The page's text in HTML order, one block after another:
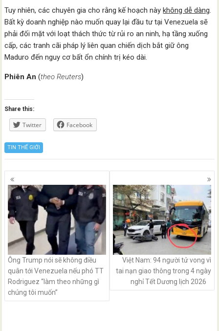
Tuy nhiên, các chuyên gia cho rằng kế hoạch nàykhông dễ dàng.
Bất kỳ doanh nghiệp nào muốn quay lại đầu tư tại Venezuela sẽ
phải đối mặt với loạt thách thức từ rủi ro an ninh, hạ tầng xuống
cấp, các tranh cãi pháp lý liên quan chiến dịch bắt giữ ông
Maduro đến nguy cơ bất ổn chính trị kéo dài.
Phiên An(theo Reuters)
Share this:
Twitter Facebook
TIN THẾ GIỚI
Posts
navigation
Ông Trump nói sẽ không điều
quân tới Venezuela nếu phó TT
Rodriguez “làm theo những gì
chúng tôi muốn”
Việt Nam: 94 người tử vong vì
tai nạn giao thông trong 4 ngày
nghỉ Tết Dương lịch 2026